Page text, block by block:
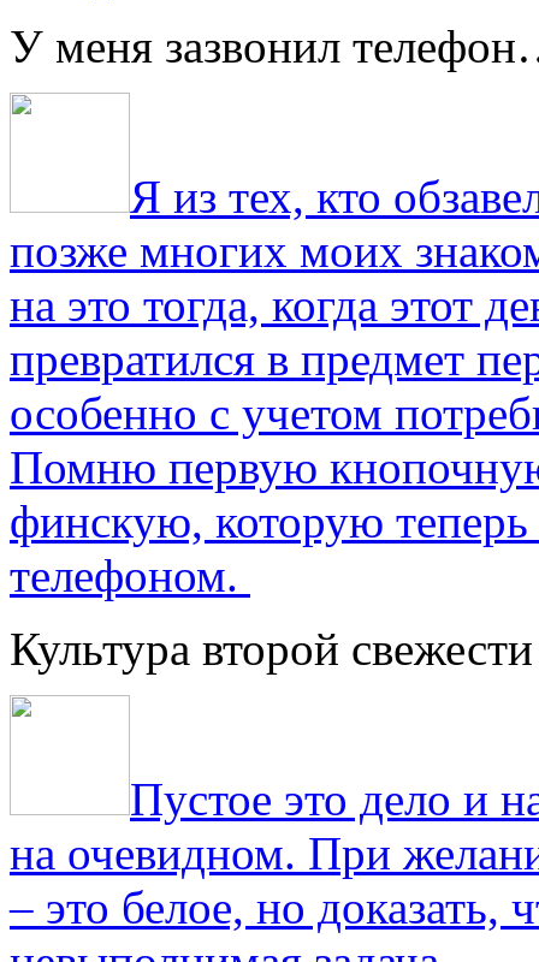
У меня зазвонил
Я из тех, кто
позже многих моих
на это тогда, когда этот
превратился в предмет
особенно с учетом
Помню первую
финскую, которую
телефоном.
Культура второй свежести
Пустое это дело и
на очевидном. При
– это белое, но доказать,